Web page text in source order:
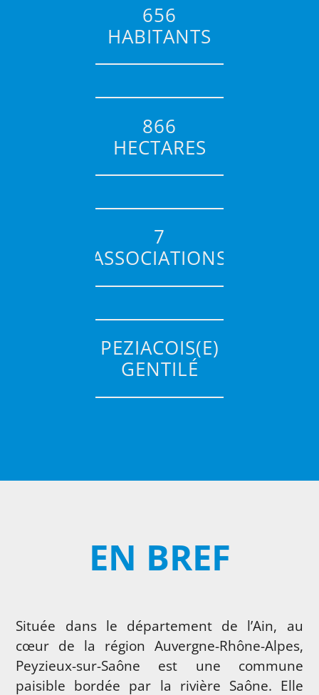
656
HABITANTS
866
HECTARES
7
ASSOCIATIONS
PEZIACOIS(E)
GENTILÉ
EN BREF
Située dans le département de l’Ain, au
cœur de la région Auvergne-Rhône-Alpes,
Peyzieux-sur-Saône est une commune
paisible bordée par la rivière Saône. Elle